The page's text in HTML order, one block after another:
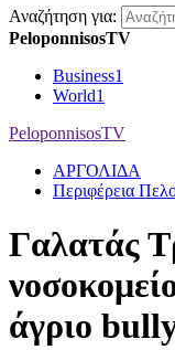
Αναζήτηση για:
PeloponnisosTV
Business1
World1
PeloponnisosTV
ΑΡΓΟΛΙΔΑ
Περιφέρεια
Γαλατάς
άγριο